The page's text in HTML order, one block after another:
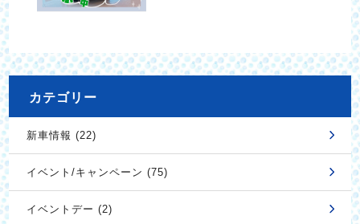
カテゴリー
新車情報 (22)
イベント/キャンペーン (75)
イベントデー (2)